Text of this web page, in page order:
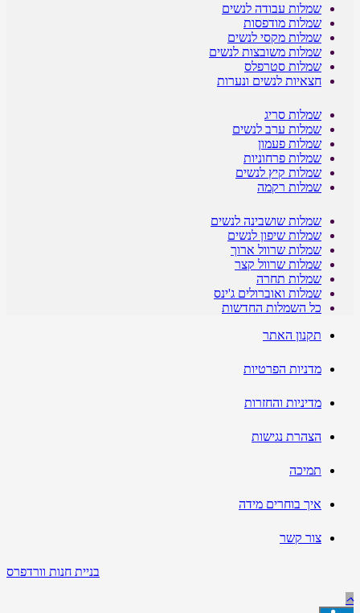
שמלות עבודה לנשים
שמלות מודפסות
שמלות מקסי לנשים
שמלות משובצות לנשים
שמלות סטרפלס
חצאיות לנשים ונערות
שמלות סריג
שמלות ערב לנשים
שמלות פעמון
שמלות פרחוניות
שמלות קיץ לנשים
שמלות רקמה
שמלות שושבינה לנשים
שמלות שיפון לנשים
שמלות שרוול ארוך
שמלות שרוול קצר
שמלות תחרה
שמלות ואוברולים ג'ינס
כל השמלות החדשות
תקנון האתר
מדניות הפרטיות
מדיניות והחזרות
הצהרת נגישות
תמיכה
איך בוחרים מידה
צור קשר
בניית חנות וורדפרס